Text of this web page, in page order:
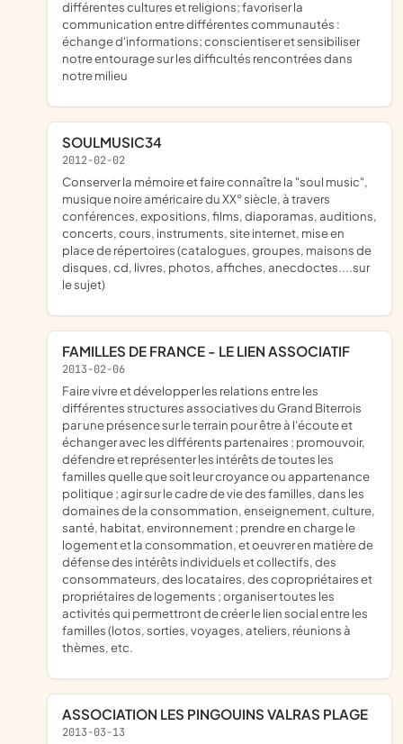
différentes cultures et religions; favoriser la
communication entre différentes communautés :
échange d'informations; conscientiser et sensibiliser
notre entourage sur les difficultés rencontrées dans
notre milieu
SOULMUSIC34
2012-02-02
conserver la mémoire et faire connaître la "soul music",
musique noire américaire du XX° siècle, à travers
conférences, expositions, films, diaporamas, auditions,
concerts, cours, instruments, site internet, mise en
place de répertoires (catalogues, groupes, maisons de
disques, cd, livres, photos, affiches, anecdoctes....sur
le sujet)
FAMILLES DE FRANCE - LE LIEN ASSOCIATIF
2013-02-06
faire vivre et développer les relations entre les
différentes structures associatives du Grand Biterrois
par une présence sur le terrain pour être à l'écoute et
échanger avec les différents partenaires ; promouvoir,
défendre et représenter les intérêts de toutes les
familles quelle que soit leur croyance ou appartenance
politique ; agir sur le cadre de vie des familles, dans les
domaines de la consommation, enseignement, culture,
santé, habitat, environnement ; prendre en charge le
logement et la consommation, et oeuvrer en matière de
défense des intérêts individuels et collectifs, des
consommateurs, des locataires, des copropriétaires et
propriétaires de logements ; organiser toutes les
activités qui permettront de créer le lien social entre les
familles (lotos, sorties, voyages, ateliers, réunions à
thèmes, etc.
ASSOCIATION LES PINGOUINS VALRAS PLAGE
2013-03-13